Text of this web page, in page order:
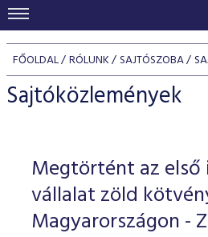
KERESKEDÉSI ADATOK
INDEXEK
Jelzáloglevél indexek
Vállalati kötvény indexek
Azonnali Piac
Származékos piac
BEFEKTETŐK
Részvény szekció
Hitelpapír szekció
BÉT szabályzatok
Befektetővédelem
Alkalmazott díjstruktúra
Elszámolás
Részvény és vállalati kötvény
program
BÉT Xtend - Részvénypiac
TŐZSDETAGOK
Tőzsdetagok, üzletkötők
VENDOROK
FŐOLDAL RÓLUNK SAJTÓSZOBA
Sajtóközlemények
Megtörtént az
vállalat zöld
Magyarországon -